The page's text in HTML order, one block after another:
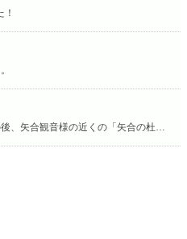
合観音様の近くの「矢合の杜」へ。